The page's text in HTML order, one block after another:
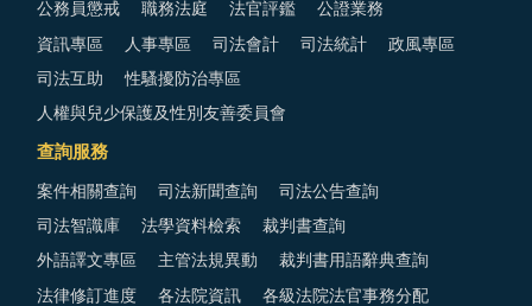
公務員懲戒 職務法庭 法官評鑑 公證業務
資訊專區 人事專區 司法會計 司法統計 政風專區
司法互助 性騷擾防治專區
人權與兒少保護及性別友善委員會
查詢服務
案件相關查詢 司法新聞查詢 司法公告查詢
司法智識庫 法學資料檢索 裁判書查詢
外語譯文專區 主管法規異動 裁判書用語辭典查詢
法律修訂進度 各法院資訊 各級法院法官事務分配